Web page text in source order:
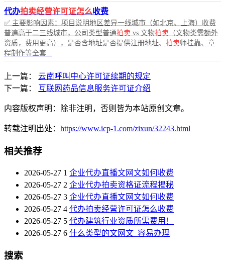
代办拍卖经营许可证怎么收费
✅ 主要影响因素：项目说明地区差异一线城市（如北京、上海）收费
普遍高于二三线城市，公司类型普通拍卖 vs 文物拍卖 （文物类需额外
资质，费用更高），是否含地址是否提供注册地址、 拍卖师挂靠、章
程制作等全套...
上一篇：
云南呼叫中心许可证续期的规定
下一篇：
互联网药品信息服务许可证介绍
内容版权声明：除非注明，否则皆为本站原创文章。
转载注明出处： https://www.icp-1.com/zixun/32243.html
相关推荐
2026-05-27 1 企业代办直播文网文如何收费
2026-05-27 2 企业代办拍卖资格证流程揭秘
2026-05-27 3 企业代办直播文网文如何收费
2026-05-27 4 代办拍卖经营许可证怎么收费
2026-05-27 5 代办建筑行业资质所需费用！
2026-05-27 6 什么类型的文网文_容易办理
搜索